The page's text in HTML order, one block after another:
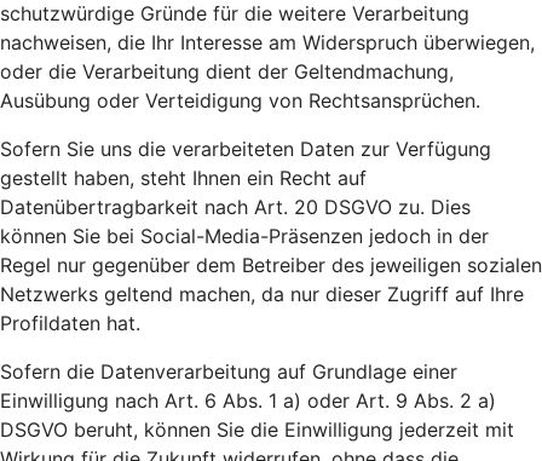
schutzwürdige Gründe für die weitere Verarbeitung
nachweisen, die Ihr Interesse am Widerspruch überwiegen,
oder die Verarbeitung dient der Geltendmachung,
Ausübung oder Verteidigung von Rechtsansprüchen.
Sofern Sie uns die verarbeiteten Daten zur Verfügung
gestellt haben, steht Ihnen ein Recht auf
Datenübertragbarkeit nach Art. 20 DSGVO zu. Dies
können Sie bei Social-Media-Präsenzen jedoch in der
Regel nur gegenüber dem Betreiber des jeweiligen sozialen
Netzwerks geltend machen, da nur dieser Zugriff auf Ihre
Profildaten hat.
Sofern die Datenverarbeitung auf Grundlage einer
Einwilligung nach Art. 6 Abs. 1 a) oder Art. 9 Abs. 2 a)
DSGVO beruht, können Sie die Einwilligung jederzeit mit